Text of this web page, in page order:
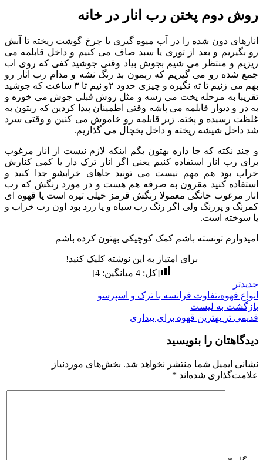
روش دوم پختن رب انار در خانه
انارهای دون شده را در آب میوه گیری یا چرخ گوشت ریخته تا آبش
رو بگیریم و بعد از توری یا سبد صاف می کنیم و داخل قابلمه می
ریزیم و منتظر می شیم بجوش بیاد وقتی جوشید کفی که روی اب
جمع شده رو می گیریم که ربمون بد رنگ نشه و مدام رب انار رو
بهم می زنیم تا ته نگیره و چیزی حدود ۲و نیم تا ۳ ساعت که جوشید
تقریبا به مرحله پخت می رسه و مثل روش قبلی جوش می خوره و
به در و دیوار قابلمه می پاشه وقتی اطمینان پیدا کردین که ربتون به
غلظت رسیده و پخته. زیر قابلمه رو خاموش می کنین و وقتی سرد
شد داخل شیشه ریخته و داخل یخچال می گذاریم.
و چند نکته که جا داره بهتون بگم اینکه لازم نیست از انار مرغوب
برای رب انار استفاده کنیم یعنی اگر انار ترک دار یا کمی کنارش
خراب بود هم مهم نیست می تونید جاهای خرابشو جدا کنید و
استفاده کنید مقرون به صرفه هم هست و در مورد رنگش که رب
انار مرغوب خانگی معمولا رنگش قرمز خیلی تیره است یا قهوه ای
کمرنگ و پررنگ ولی اگر رنگ رب سیاه و یا زرد بود اون رب خراب و
یا سوخته است.
امیدوارم تونسته باشم کمک کوچیکی بهتون کرده باشم
برای امتیاز به این نوشته کلیک کنید!
[کل:4 میانگین:4
]
جدیدتر
انواع قهوه،تفاوت فرانسه با ترک و اسپرسو
بازگشت به لیست
قدیمی تر بهترین قهوه برای بیداری
دیدگاهتان را بنویسید
نشانی ایمیل شما منتشر نخواهد شد. بخش‌های موردنیاز
علامت‌گذاری شده‌اند *